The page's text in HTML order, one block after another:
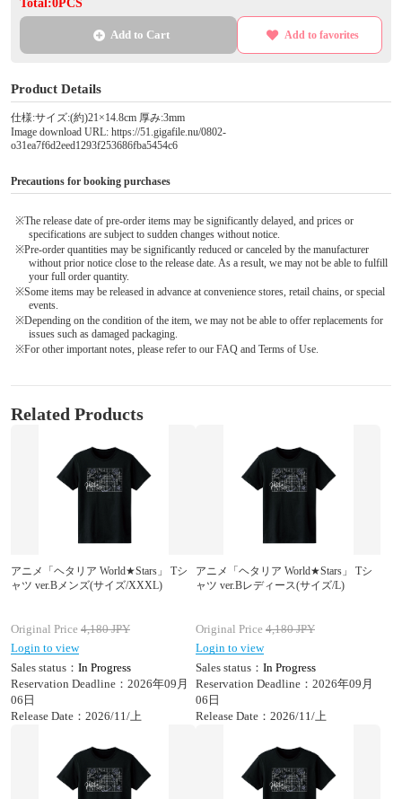
Add to Cart Add to favorites
Product Details
仕様:サイズ:(約)21×14.8cm 厚み:3mm
Image download URL: https://51.gigafile.nu/0802-
o31ea7f6d2eed1293f253686fba5454c6
Precautions for booking purchases
※The release date of pre-order items may be significantly delayed, and prices or
specifications are subject to sudden changes without notice.
※Pre-order quantities may be significantly reduced or canceled by the manufacturer
without prior notice close to the release date. As a result, we may not be able to fulfill
your full order quantity.
※Some items may be released in advance at convenience stores, retail chains, or special
events.
※Depending on the condition of the item, we may not be able to offer replacements for
issues such as damaged packaging.
※For other important notes, please refer to our FAQ and Terms of Use.
Related Products
アニメ「ヘタリア World★Stars」 Tシ
ャツ ver.Bメンズ(サイズ/XXXL)
Original Price 4,180JPY
Login to view
Sales status： In Progress
Reservation Deadline：2026年09月
06日
Release Date：2026/11/上
アニメ「ヘタリア World★Stars」 Tシ
ャツ ver.Bレディース(サイズ/L)
Original Price 4,180JPY
Login to view
Sales status： In Progress
Reservation Deadline：2026年09月
06日
Release Date：2026/11/上